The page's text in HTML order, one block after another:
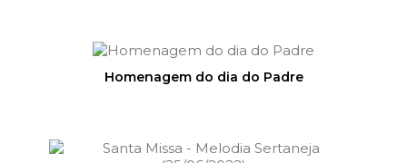
Homenagem do dia do Padre